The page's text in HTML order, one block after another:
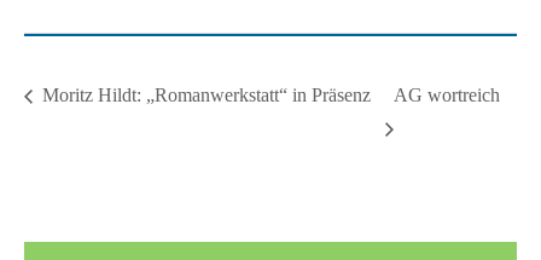
Moritz Hildt: „Romanwerkstatt“ in Präsenz AG wortreich